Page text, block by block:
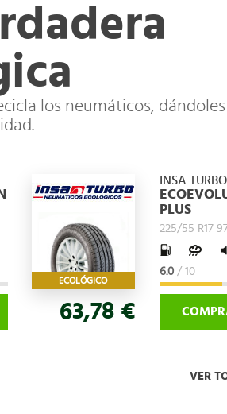
los neumáticos,
ECOLÓGICO
INSA TURBO
PLUS
225/55 R17
-
-
6.0 / 10
63,78 €
VER